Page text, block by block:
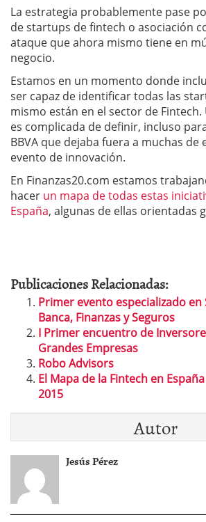
La estrategia probablemente pase
de startups de fintech o asociación
ataque que ahora mismo tiene en
negocio.
Estamos en un momento donde
ser capaz de identificar todas las
mismo están en el sector de
es complicada de definir, incluso
BBVA que dejaba fuera a muchas de
evento de innovación.
En Finanzas20.com estamos
hacer un mapa de todas estas
España, algunas de ellas orientadas
Publicaciones Relacionadas:
Primer evento especializado en
Banca, Finanzas y Seguros
I Primer encuentro de
Grandes Empresas
Robo Advisors
El Mapa de la Fintech en
2015
Autor
Jesús Pérez